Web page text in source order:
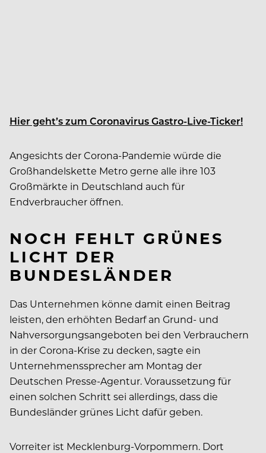
Hier geht’s zum Coronavirus Gastro-Live-Ticker!
Angesichts der Corona-Pandemie würde die
Großhandelskette Metro gerne alle ihre 103
Großmärkte in Deutschland auch für
Endverbraucher öffnen.
NOCH FEHLT GRÜNES
LICHT DER
BUNDESLÄNDER
Das Unternehmen könne damit einen Beitrag
leisten, den erhöhten Bedarf an Grund- und
Nahversorgungsangeboten bei den Verbrauchern
in der Corona-Krise zu decken, sagte ein
Unternehmenssprecher am Montag der
Deutschen Presse-Agentur. Voraussetzung für
einen solchen Schritt sei allerdings, dass die
Bundesländer grünes Licht dafür geben.
Vorreiter ist Mecklenburg-Vorpommern. Dort